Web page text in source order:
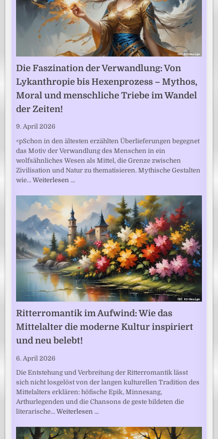
Die Faszination der Verwandlung: Von
Lykanthropie bis Hexenprozess – Mythos,
Moral und menschliche Triebe im Wandel
der Zeiten!
9. April 2026
<pSchon in den ältesten erzählten Überlieferungen begegnet
das Motiv der Verwandlung des Menschen in ein
wolfsähnliches Wesen als Mittel, die Grenze zwischen
Zivilisation und Natur zu thematisieren. Mythische Gestalten
wie…Weiterlesen …
Ritterromantik im Aufwind: Wie das
Mittelalter die moderne Kultur inspiriert
und neu belebt!
6. April 2026
Die Entstehung und Verbreitung der Ritterromantik lässt
sich nicht losgelöst von der langen kulturellen Tradition des
Mittelalters erklären: höfische Epik, Minnesang,
Arthurlegenden und die Chansons de geste bildeten die
literarische…Weiterlesen …